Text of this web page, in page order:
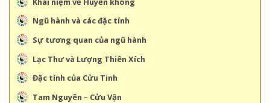
Ngũ hành và các đặc tính
Sự tương quan của ngũ hành
Lạc Thư và Lượng Thiên Xích
Đặc tính của Cửu Tinh
Tam Nguyên – Cửu Vận